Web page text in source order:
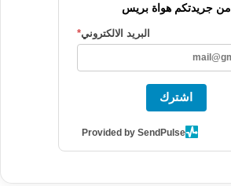
من جريدتكم هواة بريس
البريد الالكتروني*
اشترك
Provided by SendPulse